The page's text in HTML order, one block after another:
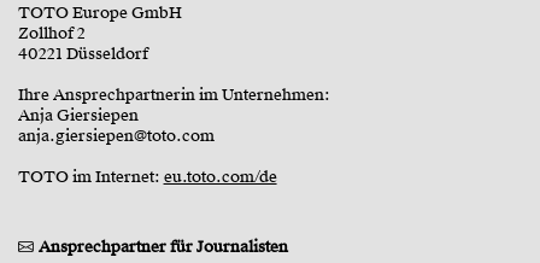
TOTO Europe GmbH
Zollhof 2
40221 Düsseldorf
Ihre Ansprechpartnerin im Unternehmen:
Anja Giersiepen
anja.giersiepen@toto.com
TOTO im Internet: eu.toto.com/de
Ansprechpartner für Journalisten